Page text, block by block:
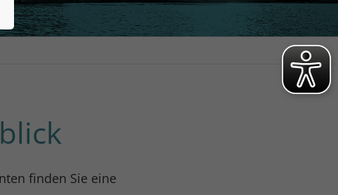
finden Sie eine